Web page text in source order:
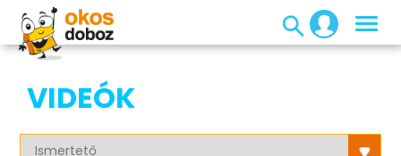
VIDEÓK